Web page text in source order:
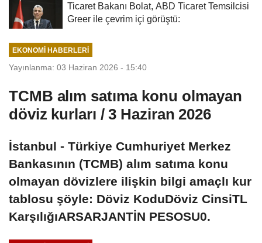
Ticaret Bakanı Bolat, ABD Ticaret Temsilcisi
Greer ile çevrim içi görüştü:
EKONOMI HABERLERI
Yayınlanma: 03 Haziran 2026 - 15:40
TCMB alım satıma konu olmayan
döviz kurları / 3 Haziran 2026
İstanbul - Türkiye Cumhuriyet Merkez
Bankasının (TCMB) alım satıma konu
olmayan dövizlere ilişkin bilgi amaçlı kur
tablosu şöyle: Döviz KoduDöviz CinsiTL
KarşılığıARSARJANTİN PESOSU0.